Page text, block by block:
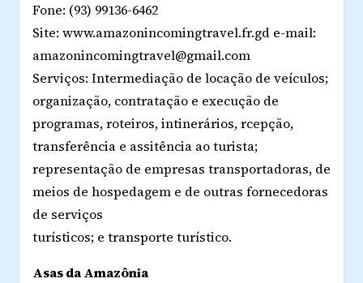
Fone: (93) 99136-6462
Site: www.amazonincomingtravel.fr.gd e-mail:
amazonincomingtravel@gmail.com
Serviços: Intermediação de locação de veículos;
organização, contratação e execução de
programas, roteiros, intinerários, rcepção,
transferência e assitência ao turista;
representação de empresas transportadoras, de
meios de hospedagem e de outras fornecedoras
de serviços
turísticos; e transporte turístico.
Asas da Amazônia